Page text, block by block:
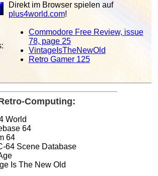
Direkt im Browser spielen auf
plus4world.com!
Commodore Free Review, issue
78, page 25
VintageIsTheNewOld
Retro Gamer 125
Computing:
World
64
64
64 Scene Database
Is The New Old